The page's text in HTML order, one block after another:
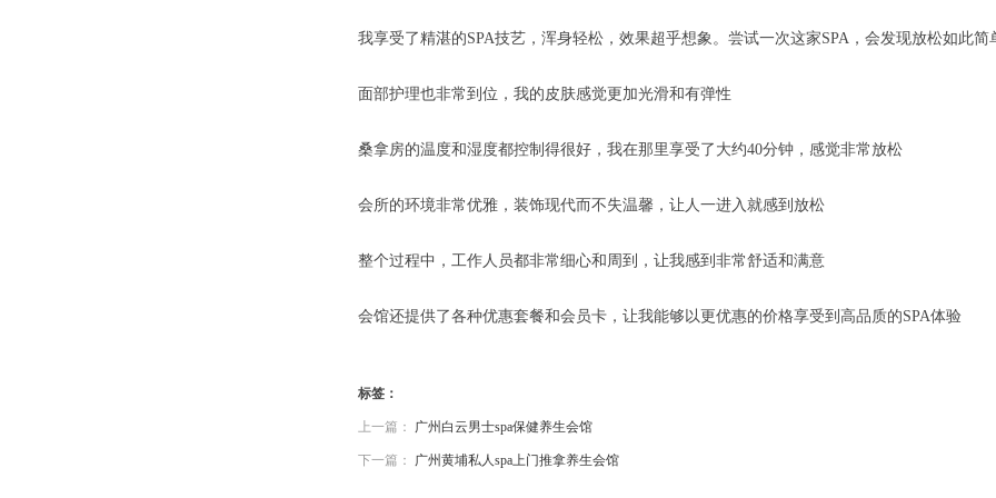
我享受了精湛的SPA技艺，浑身轻松，效果超乎想象。尝试一次这家SPA，会发现放松如此简
面部护理也非常到位，我的皮肤感觉更加光滑和有弹性
桑拿房的温度和湿度都控制得很好，我在那里享受了大约40分钟，感觉非常放松
会所的环境非常优雅，装饰现代而不失温馨，让人一进入就感到放松
整个过程中，工作人员都非常细心和周到，让我感到非常舒适和满意
会馆还提供了各种优惠套餐和会员卡，让我能够以更优惠的价格享受到高品质的SPA体验
标签：
上一篇： 广州白云男士spa保健养生会馆
下一篇： 广州黄埔私人spa上门推拿养生会馆